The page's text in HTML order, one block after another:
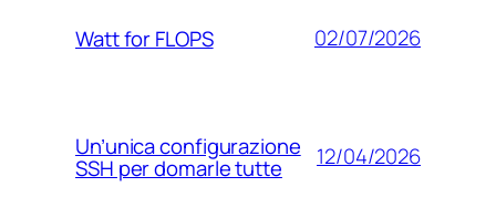
Watt for FLOPS 02/07/2026
Un’unica configurazione
SSH per domarle tutte 12/04/2026